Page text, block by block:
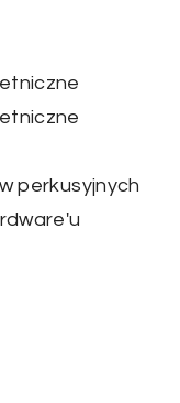
perkusyjnych